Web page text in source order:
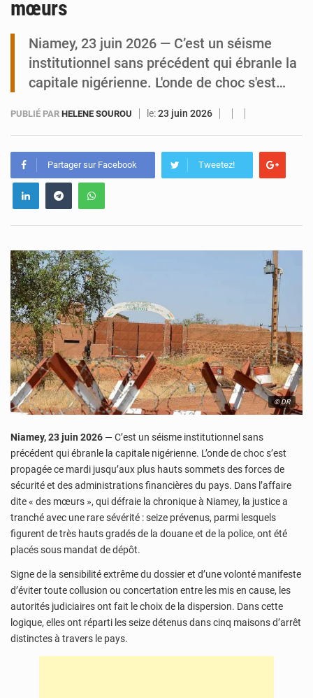
mœurs
Niamey, 23 juin 2026 — C’est un séisme
institutionnel sans précédent qui ébranle la
capitale nigérienne. L'onde de choc s'est…
PUBLIÉ PAR HELENE SOUROU le:23 juin 2026
Partager sur Facebook Tweetez!
© DR
Niamey, 23 juin 2026 — C’est un séisme institutionnel sans
précédent qui ébranle la capitale nigérienne. L’onde de choc s’est
propagée ce mardi jusqu’aux plus hauts sommets des forces de
sécurité et des administrations financières du pays. Dans l’affaire
dite « des mœurs », qui défraie la chronique à Niamey, la justice a
tranché avec une rare sévérité : seize prévenus, parmi lesquels
figurent de très hauts gradés de la douane et de la police, ont été
placés sous mandat de dépôt.
Signe de la sensibilité extrême du dossier et d’une volonté manifeste
d’éviter toute collusion ou concertation entre les mis en cause, les
autorités judiciaires ont fait le choix de la dispersion. Dans cette
logique, elles ont réparti les seize détenus dans cinq maisons d’arrêt
distinctes à travers le pays.